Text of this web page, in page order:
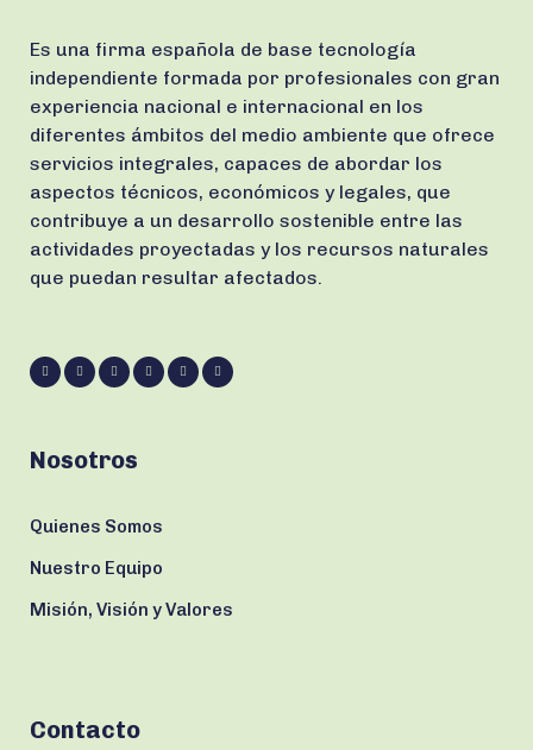
Es una firma española de base tecnología
independiente formada por profesionales con gran
experiencia nacional e internacional en los
diferentes ámbitos del medio ambiente que ofrece
servicios integrales, capaces de abordar los
aspectos técnicos, económicos y legales, que
contribuye a un desarrollo sostenible entre las
actividades proyectadas y los recursos naturales
que puedan resultar afectados.
Nosotros
Quienes Somos
Nuestro Equipo
Misión, Visión y Valores
Contacto